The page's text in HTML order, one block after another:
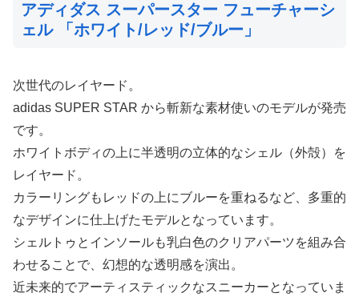
アディダス スーパースター フューチャーシ
ェル 「ホワイト/レッド/ブルー」
次世代のレイヤード。
adidas SUPER STAR から斬新な素材使いのモデルが発売
です。
ホワイトボディの上に半透明の立体的なシェル（外殻）を
レイヤード。
カラーリングもレッドの上にブルーを重ねるなど、多重的
なデザインに仕上げたモデルとなっています。
シェルトゥとインソールも乳白色のクリアパーツを組み合
わせることで、幻想的な透明感を演出。
近未来的でアーティスティックなスニーカーとなっていま